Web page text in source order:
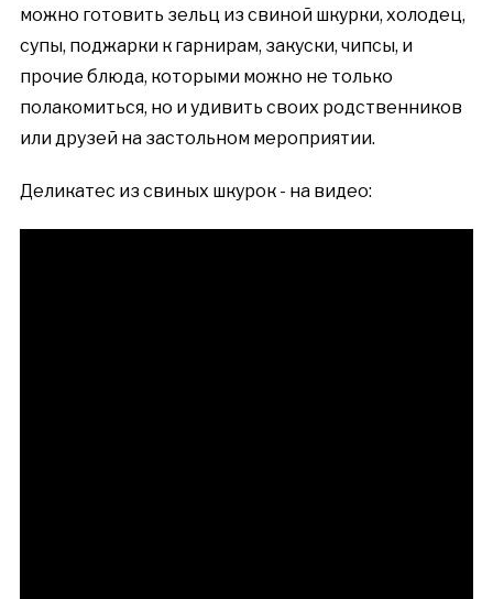
можно готовить зельц из свиной шкурки, холодец,
супы, поджарки к гарнирам, закуски, чипсы, и
прочие блюда, которыми можно не только
полакомиться, но и удивить своих родственников
или друзей на застольном мероприятии.
Деликатес из свиных шкурок - на видео: